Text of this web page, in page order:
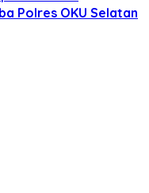
Polres OKU Selatan